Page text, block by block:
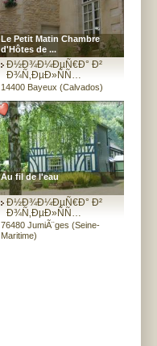
Le Petit Matin Chambre
d'Hôtes de ...
Ð½Ð¾Ð¼ÐµÑ€Ð° Ð²
Ð¾Ñ‚ÐµÐ»ÑÑ…
14400 Bayeux (Calvados)
Au fil de l'eau
Ð½Ð¾Ð¼ÐµÑ€Ð° Ð²
Ð¾Ñ‚ÐµÐ»ÑÑ…
76480 JumiÃ¨ges (Seine-
Maritime)